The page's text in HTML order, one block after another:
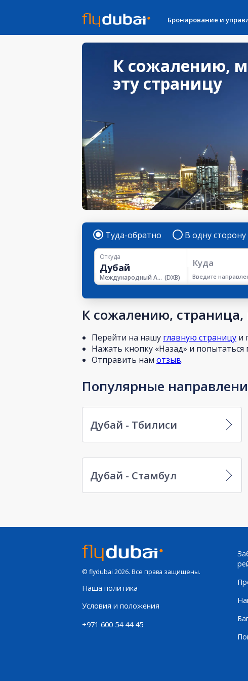
Бронирование и
К сожалению,
эту страницу
Туда-обратно В одну сторону
Откуда
Международный Аэропорт Дубая (DXB)
Куда
Введите
К сожалению,
Перейти на нашу главную страницу и
Нажать кнопку «Назад» и попытаться
Отправить нам отзыв.
Популярные
Дубай - Тбилиси
Дубай - Стамбул
© flydubai 2026. Все права защищены.
Наша политика
Условия и положения
+971 600 54 44 45